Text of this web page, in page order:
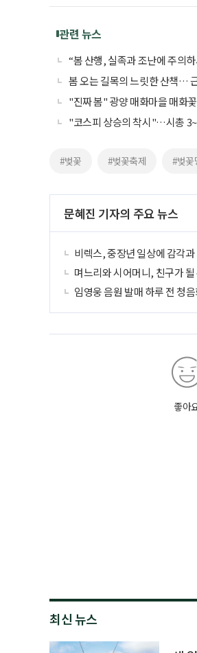
관련 뉴스
“봄 산행, 실족과 조난에 주의
봄 오는 길목의 느릿한 산책…
"진짜 봄" 광양 매화마을 매화
"코스피 상승의 착시"…시총
#벚꽃 #벚꽃축제 #벚꽃
문혜진 기자의 주요 뉴스
비렉스, 중장년 일상에 감각
며느리와 시어머니, 친구가
임영웅 음원 발매 하루 전 청
좋아
최신 뉴스